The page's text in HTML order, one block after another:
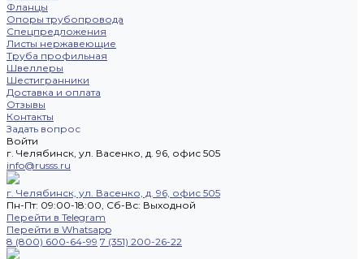
Фланцы
Опоры трубопровода
Спецпредложения
Листы нержавеющие
Труба профильная
Швеллеры
Шестигранники
Доставка и оплата
Отзывы
Контакты
Задать вопрос
Войти
г. Челябинск, ул. Васенко, д. 96, офис 505
info@russs.ru
г. Челябинск, ул. Васенко, д. 96, офис 505
Пн-Пт: 09:00-18:00, Cб-Вс: Выходной
Перейти в Telegram
Перейти в Whatsapp
8 (800) 600-64-99 7 (351) 200-26-22